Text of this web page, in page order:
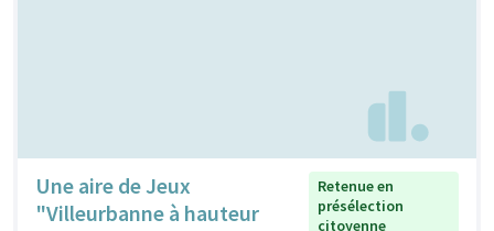
Une aire de Jeux
"Villeurbanne à hauteur
Retenue en
présélection
citoyenne